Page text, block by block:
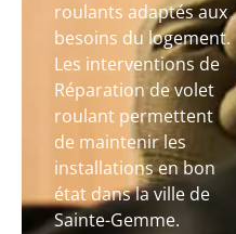
roulants adaptés aux
besoins du logement.
Les interventions de
Réparation de volet
roulant permettent
de maintenir les
installations en bon
état dans la ville de
Sainte-Gemme.